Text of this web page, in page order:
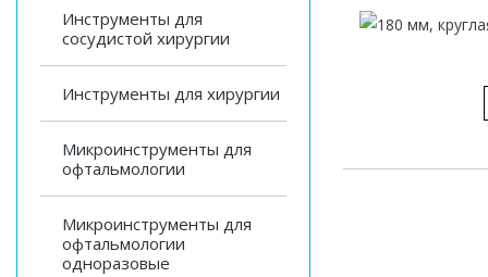
Инструменты для
сосудистой хирургии
Инструменты для хирургии
Микроинструменты для
офтальмологии
Микроинструменты для
офтальмологии
одноразовые